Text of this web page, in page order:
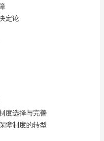
定论
度选择与完善
障制度的转型